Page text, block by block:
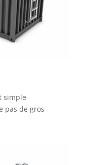
simple
pas de gros